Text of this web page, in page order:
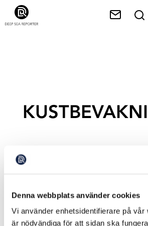
Denna webbplats använder cookies
Vi använder enhetsidentifierare på vår
är nödvändiga för att sidan ska